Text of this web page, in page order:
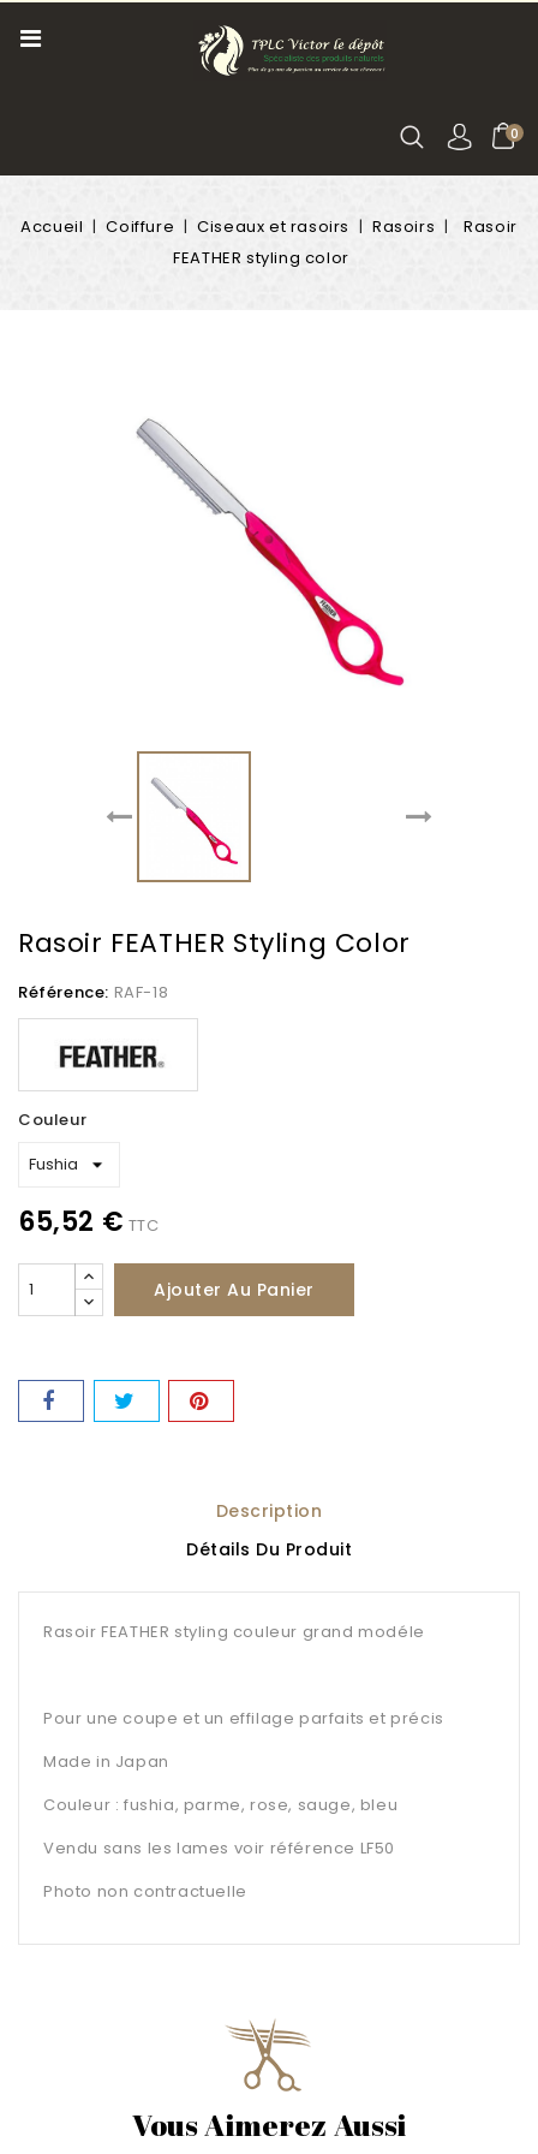
0
Accueil Coiffure Ciseaux et rasoirs Rasoirs
Rasoir
FEATHER styling color
Rasoir FEATHER Styling Color
Référence: RAF-18
Couleur
65,52 € TTC
Ajouter Au Panier
Description
Détails Du Produit
Rasoir FEATHER styling couleur grand modéle
Pour une coupe et un effilage parfaits et précis
Made in Japan
Couleur : fushia, parme, rose, sauge, bleu
Vendu sans les lames voir référence LF50
Photo non contractuelle
Vous Aimerez Aussi